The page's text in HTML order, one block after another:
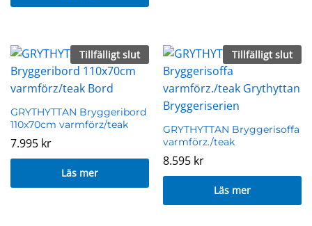
Tillfälligt slut
GRYTHYTTAN Bryggeribord
110x70cm varmförz/teak
7.995 kr
Läs mer
Tillfälligt slut
GRYTHYTTAN Bryggerisoffa
varmförz./teak
8.595 kr
Läs mer